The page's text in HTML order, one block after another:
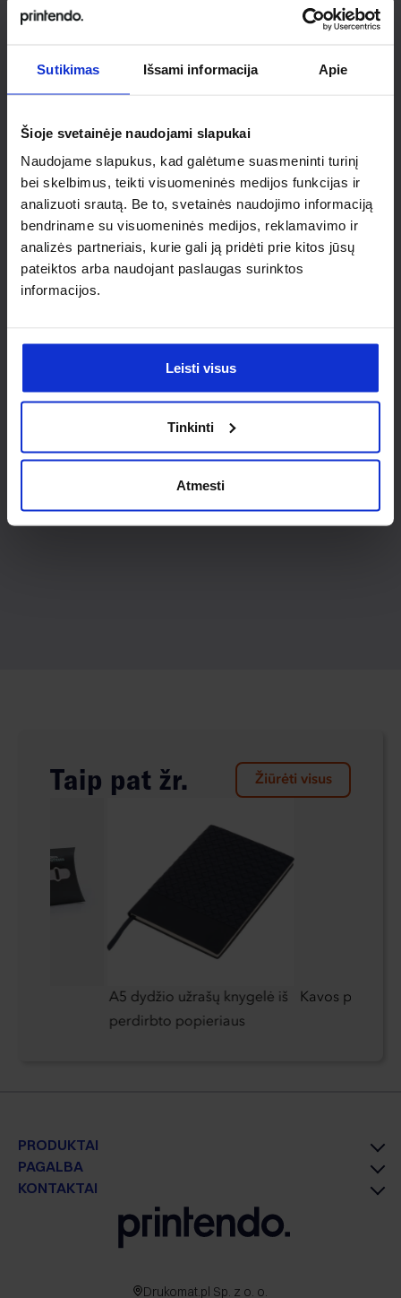
Sutikimas Išsami informacija Apie
Šioje svetainėje naudojami slapukai
Naudojame slapukus, kad galėtume suasmeninti turinį
bei skelbimus, teikti visuomeninės medijos funkcijas ir
analizuoti srautą. Be to, svetainės naudojimo informaciją
bendriname su visuomeninės medijos, reklamavimo ir
analizės partneriais, kurie gali ją pridėti prie kitos jūsų
pateiktos arba naudojant paslaugas surinktos
informacijos.
Leisti visus
Tinkinti
Atmesti
Ieškai
individualaus
sprendimo?
Susisiek su mumis dėl
nestandartinio produkto aptarimo.
Susisiekti
Taip pat žr. Žiūrėti visus
A5 dydžio užrašų knygelė iš
perdirbto popieriaus
Kavos preso
PRODUKTAI
PAGALBA
KONTAKTAI
Drukomat.pl Sp. z o. o.